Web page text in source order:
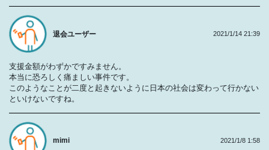
退会ユーザー
支援金額がわずかですみません。
本当に恐ろしく痛ましい事件です。
このようなことが二度と起きないように日本の社会は変わって行かない
といけないですね。
2021/1/14 21:39
mimi 2021/1/8 1:58